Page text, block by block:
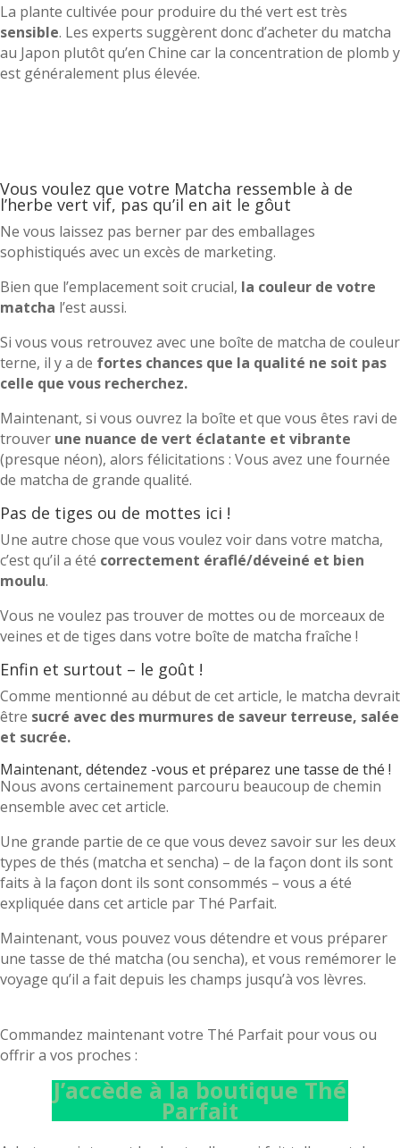
La plante cultivée pour produire du thé vert est très
sensible. Les experts suggèrent donc d’acheter du matcha
au Japon plutôt qu’en Chine car la concentration de plomb y
est généralement plus élevée.
Vous voulez que votre Matcha ressemble à de
l’herbe vert vif, pas qu’il en ait le gôut
Ne vous laissez pas berner par des emballages
sophistiqués avec un excès de marketing.
Bien que l’emplacement soit crucial, la couleur de votre
matcha l’est aussi.
Si vous vous retrouvez avec une boîte de matcha de couleur
terne, il y a de fortes chances que la qualité ne soit pas
celle que vous recherchez.
Maintenant, si vous ouvrez la boîte et que vous êtes ravi de
trouver une nuance de vert éclatante et vibrante
(presque néon), alors félicitations : Vous avez une fournée
de matcha de grande qualité.
Pas de tiges ou de mottes ici !
Une autre chose que vous voulez voir dans votre matcha,
c’est qu’il a été correctement éraflé/déveiné et bien
moulu.
Vous ne voulez pas trouver de mottes ou de morceaux de
veines et de tiges dans votre boîte de matcha fraîche !
Enfin et surtout – le goût !
Comme mentionné au début de cet article, le matcha devrait
être sucré avec des murmures de saveur terreuse, salée
et sucrée.
Maintenant, détendez -vous et préparez une tasse de thé !
Nous avons certainement parcouru beaucoup de chemin
ensemble avec cet article.
Une grande partie de ce que vous devez savoir sur les deux
types de thés (matcha et sencha) – de la façon dont ils sont
faits à la façon dont ils sont consommés – vous a été
expliquée dans cet article par Thé Parfait.
Maintenant, vous pouvez vous détendre et vous préparer
une tasse de thé matcha (ou sencha), et vous remémorer le
voyage qu’il a fait depuis les champs jusqu’à vos lèvres.
Commandez maintenant votre Thé Parfait pour vous ou
offrir a vos proches :
J’accède à la boutique Thé
Parfait